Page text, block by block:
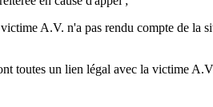
A.V. n'a pas rendu compte de la
toutes un lien légal avec la victime